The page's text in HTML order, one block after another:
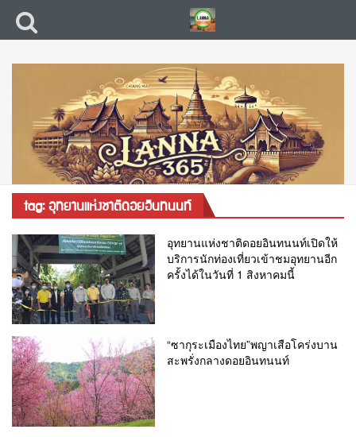
tag: อุทยานแห่งชาติดอยอินทนนท์
อุทยานแห่งชาติดอยอินทนนท์เปิดให้
บริการนักท่องเที่ยวเข้าชมอุทยานอีก
ครั้งได้ในวันที่ 1 สิงหาคมนี้
“ซากุระเมืองไทย”พญาเสือโคร่งบาน
สะพรั่งกลางดอยอินทนนท์